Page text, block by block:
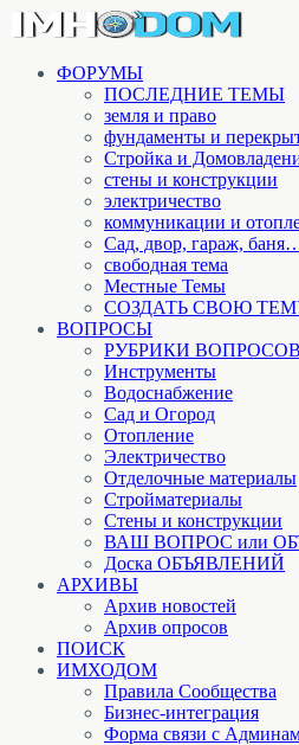
ФОРУМЫ
ПОСЛЕДНИЕ ТЕМЫ
земля и право
фундаменты и
Стройка и
стены и конструкции
электричество
коммуникации и
Cад, двор, гараж,
свободная тема
Местные Темы
СОЗДАТЬ СВОЮ
ВОПРОСЫ
РУБРИКИ ВОПРОСОВ
Инструменты
Водоснабжение
Сад и Огород
Отопление
Электричество
Отделочные материалы
Стройматериалы
Стены и конструкции
ВАШ ВОПРОС или
Доска ОБЪЯВЛЕНИЙ
АРХИВЫ
Архив новостей
Архив опросов
ПОИСК
ИМХОДОМ
Правила Сообщества
Бизнес-интеграция
Форма связи с